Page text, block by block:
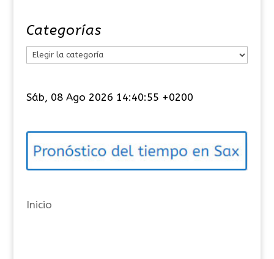
Categorías
e
o
í
s
Sáb, 08 Ago 2026 14:40:56 +0200
Inicio